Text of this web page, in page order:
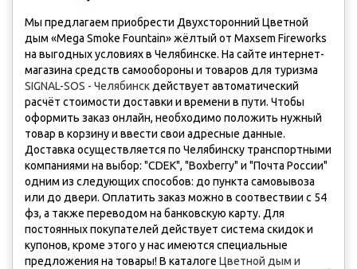
Мы предлагаем приобрести Двухсторонний Цветной
дым «Mega Smoke Fountain» жёлтый от Maxsem Fireworks
на выгодных условиях в Челябинске. На сайте интернет-
магазина средств самообороны и товаров для туризма
SIGNAL-SOS - Челябинск действует автоматический
расчёт стоимости доставки и времени в пути. Чтобы
оформить заказ онлайн, необходимо положить нужный
товар в корзину и ввести свои адресные данные.
Доставка осуществляется по Челябинску транспортными
компаниями на выбор: "CDEK", "Boxberry" и "Почта России"
одним из следующих способов: до пункта самовывоза
или до двери. Оплатить заказ можно в соотвествии с 54
фз, а также переводом на банковскую карту. Для
постоянных покупателей действует система скидок и
купонов, кроме этого у нас имеются cпециальные
предложения на товары! В каталоге Цветной дым и